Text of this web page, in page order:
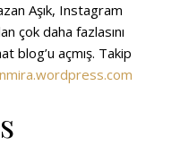
Aşık, Instagram
çok daha fazlasını
blog’u açmış. Takip